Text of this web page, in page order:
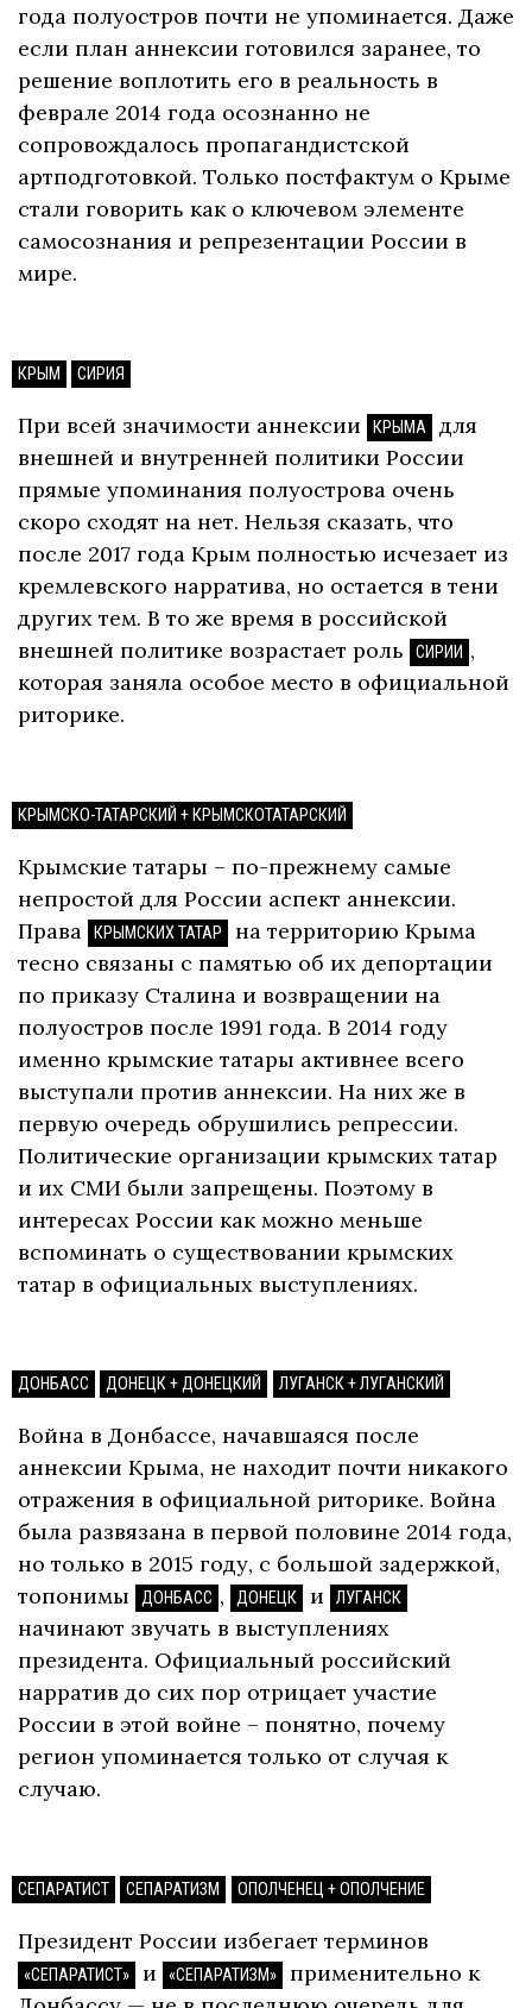
года полуостров почти не упоминается. Даже
если план аннексии готовился заранее, то
решение воплотить его в реальность в
феврале 2014 года осознанно не
сопровождалось пропагандистской
артподготовкой. Только постфактум о Крыме
стали говорить как о ключевом элементе
самосознания и репрезентации России в
мире.
КРЫМ СИРИЯ
При всей значимости аннексии КРЫМА
для
внешней и внутренней политики России
прямые упоминания полуострова очень
скоро сходят на нет. Нельзя сказать, что
после 2017 года Крым полностью исчезает из
кремлевского нарратива, но остается в тени
других тем. В то же время в российской
внешней политике возрастает роль
СИРИИ ,
которая заняла особое место в официальной
риторике.
КРЫМСКО-ТАТАРСКИЙ + КРЫМСКОТАТАРСКИЙ
Крымские татары – по-прежнему самые
непростой для России аспект аннексии.
Права
КРЫМСКИХ ТАТАР
на территорию Крыма
тесно связаны с памятью об их депортации
по приказу Сталина и возвращении на
полуостров после 1991 года. В 2014 году
именно крымские татары активнее всего
выступали против аннексии. На них же в
первую очередь обрушились репрессии.
Политические организации крымских татар
и их СМИ были запрещены. Поэтому в
интересах России как можно меньше
вспоминать о существовании крымских
татар в официальных выступлениях.
ДОНБАСС ДОНЕЦК + ДОНЕЦКИЙ ЛУГАНСК + ЛУГАНСКИЙ
Война в Донбассе, начавшаяся после
аннексии Крыма, не находит почти никакого
отражения в официальной риторике. Война
была развязана в первой половине 2014 года,
но только в 2015 году, с большой задержкой,
топонимы
ДОНБАСС , ДОНЕЦК и ЛУГАНСК
начинают звучать в выступлениях
президента. Официальный российский
нарратив до сих пор отрицает участие
России в этой войне – понятно, почему
регион упоминается только от случая к
случаю.
СЕПАРАТИСТ СЕПАРАТИЗМ ОПОЛЧЕНЕЦ + ОПОЛЧЕНИЕ
Президент России избегает терминов
«СЕПАРАТИСТ» и «СЕПАРАТИЗМ»
применительно к